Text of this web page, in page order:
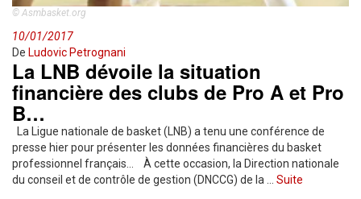
© Asmbasket.org
10/01/2017
De Ludovic Petrognani
La LNB dévoile la situation
financière des clubs de Pro A et Pro
B…
La Ligue nationale de basket (LNB) a tenu une conférence de
presse hier pour présenter les données financières du basket
professionnel français… À cette occasion, la Direction nationale
du conseil et de contrôle de gestion (DNCCG) de la … Suite